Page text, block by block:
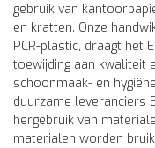
gebruik van
en kratten. Onze
PCR-plastic, draagt het
toewijding aan kwaliteit
schoonmaak- en
duurzame leveranciers
hergebruik van
materialen worden